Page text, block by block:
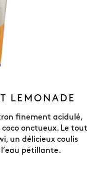
LEMONADE
finement acidulé,
onctueux. Le tout
un délicieux coulis
pétillante.